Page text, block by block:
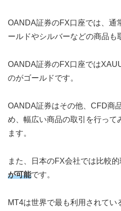
OANDA証券のFX口座では、通
ールドやシルバーなどの商品も
OANDA証券のFX口座では
のがゴールドです。
OANDA証券はその他、CFD商
め、幅広い商品の取引を行って
ます。
また、日本のFX会社では比較
が可能です。
MT4は世界で最も利用されてい